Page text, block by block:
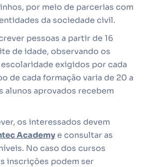
por meio de parcerias com
da sociedade civil.
pessoas a partir de 16
de idade, observando os
exigidos por cada
de cada formação varia de 20 a
alunos aprovados recebem
os interessados devem
Academy e consultar as
No caso dos cursos
inscrições podem ser